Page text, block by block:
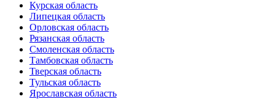
Курская область
Липецкая область
Орловская область
Рязанская область
Смоленская область
Тамбовская область
Тверская область
Тульская область
Ярославская область